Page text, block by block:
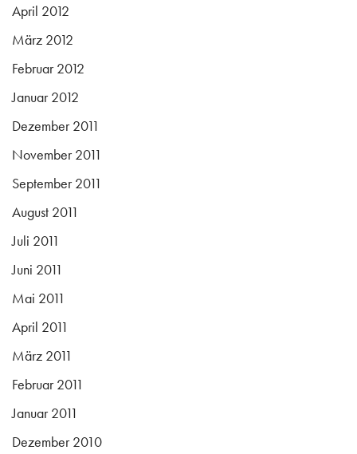
April 2012
März 2012
Februar 2012
Januar 2012
Dezember 2011
November 2011
September 2011
August 2011
Juli 2011
Juni 2011
Mai 2011
April 2011
März 2011
Februar 2011
Januar 2011
Dezember 2010